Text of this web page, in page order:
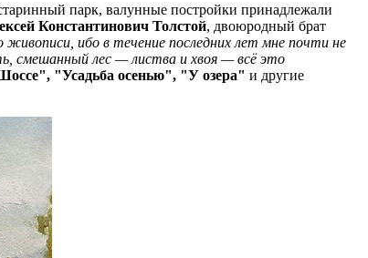
парк, валунные постройки принадлежали
Константинович Толстой, двоюродный брат
живописи, ибо в течение последних лет мне почти не
смешанный лес — листва и хвоя — всё это
"Усадьба осенью", "У озера" и другие